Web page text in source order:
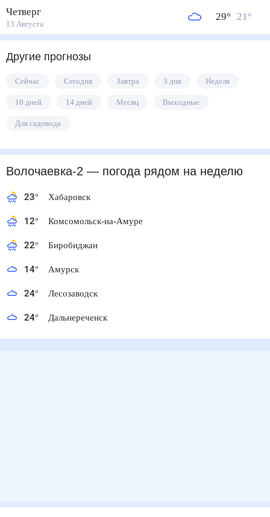
Четверг
13 Августа
29° 21°
Другие прогнозы
Сейчас Сегодня Завтра 3 дня Неделя
10 дней 14 дней Месяц Выходные
Для садовода
Волочаевка-2 — погода рядомна неделю
23° Хабаровск
12° Комсомольск-на-Амуре
22° Биробиджан
14° Амурск
24° Лесозаводск
24° Дальнереченск